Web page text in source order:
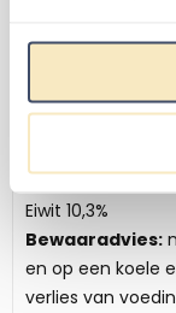
Samenstelling:
Analytische
Eiwit 10,3%
Bewaaradvies:
en op een koele
verlies van